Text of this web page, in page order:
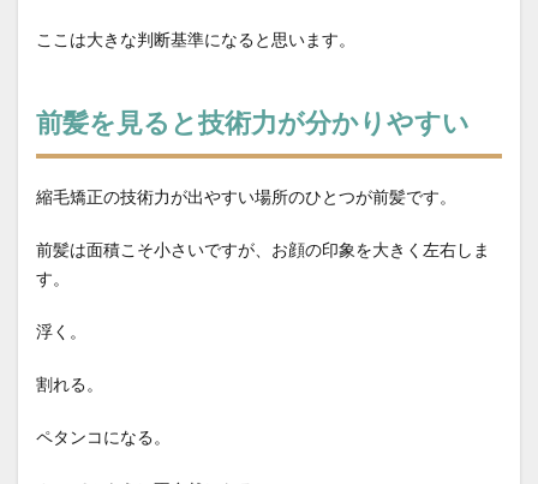
ここは大きな判断基準になると思います。
前髪を見ると技術力が分かりやすい
縮毛矯正の技術力が出やすい場所のひとつが前髪です。
前髪は面積こそ小さいですが、お顔の印象を大きく左右しま
す。
浮く。
割れる。
ペタンコになる。
検索